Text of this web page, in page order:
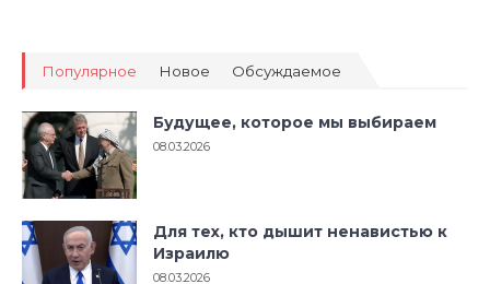
Для тех, кто дышит ненавистью к
Израилю
Под опекой интеллекта
08.03.2026